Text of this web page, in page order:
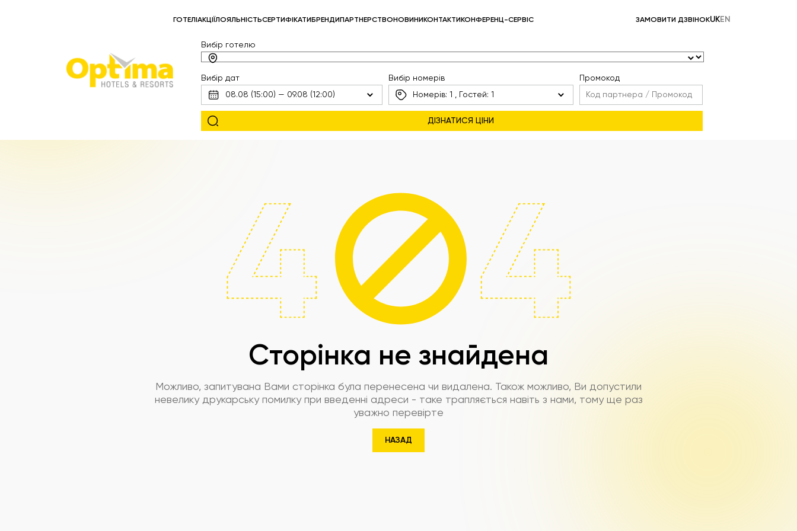
ГОТЕЛІАКЦІЇЛОЯЛЬНІСТЬСЕРТИФІКАТИБРЕНДИПАРТНЕРСТВОНОВИНИКОНТАКТИКОНФЕРЕНЦ-СЕРВІС ЗАМОВИТИ ДЗВІНОКUKEN
Вибір готелю
Вибір дат
Вибір номерів
Номерів: 1 , Гостей: 1
Промокод
Сторінка не знайдена
Можливо, запитувана Вами сторінка була перенесена чи видалена. Також можливо, Ви допустили
невелику друкарську помилку при введенні адреси - таке трапляється навіть з нами, тому ще раз
уважно перевірте
НАЗАД